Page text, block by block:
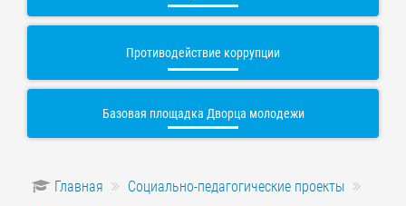
Противодействие коррупции
Базовая площадка Дворца молодежи
Главная
Социально-педагогические проекты